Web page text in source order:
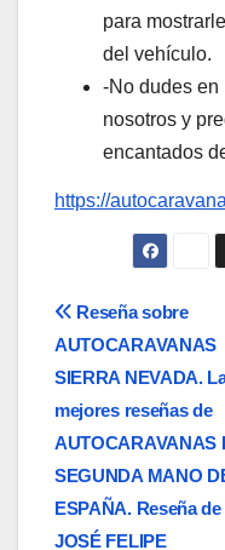
para
del vehículo.
-No dudes en
nosotros y
encantados
https://
de
entradas
Reseña sobre
AUTOCARAVANAS
SIERRA NEVADA.
mejores reseñas de
AUTOCARAVANAS
SEGUNDA MANO
ESPAÑA. Reseña de
JOSÉ FELIPE